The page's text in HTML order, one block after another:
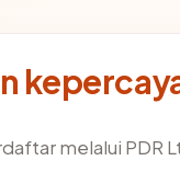
melalui PDR